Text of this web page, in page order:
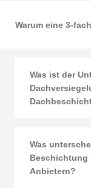
Warum eine 3-
Was ist der
Was
Beschichtung
Anbietern?